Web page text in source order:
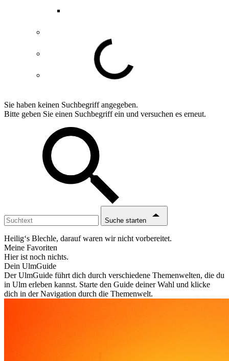
Erklärung Barrierefreiheit
Sie haben keinen Suchbegriff angegeben.
Bitte geben Sie einen Suchbegriff ein und versuchen es erneut.
Suche starten
Heilig‘s Blechle, darauf waren wir nicht vorbereitet.
Meine Favoriten
Hier ist noch nichts.
Dein UlmGuide
Der UlmGuide führt dich durch verschiedene Themenwelten, die du
in Ulm erleben kannst. Starte den Guide deiner Wahl und klicke
dich in der Navigation durch die Themenwelt.